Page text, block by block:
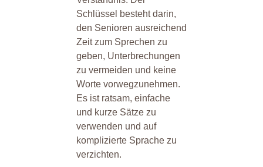
Schlüssel besteht darin,
den Senioren ausreichend
Zeit zum Sprechen zu
geben, Unterbrechungen
zu vermeiden und keine
Worte vorwegzunehmen.
Es ist ratsam, einfache
und kurze Sätze zu
verwenden und auf
komplizierte Sprache zu
verzichten.